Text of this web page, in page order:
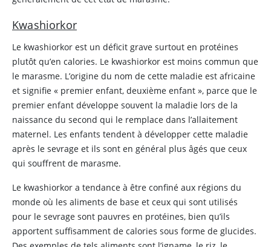
Kwashiorkor
Le kwashiorkor est un déficit grave surtout en protéines
plutôt qu’en calories. Le kwashiorkor est moins commun que
le marasme. L’origine du nom de cette maladie est africaine
et signifie « premier enfant, deuxième enfant », parce que le
premier enfant développe souvent la maladie lors de la
naissance du second qui le remplace dans l’allaitement
maternel. Les enfants tendent à développer cette maladie
après le sevrage et ils sont en général plus âgés que ceux
qui souffrent de marasme.
Le kwashiorkor a tendance à être confiné aux régions du
monde où les aliments de base et ceux qui sont utilisés
pour le sevrage sont pauvres en protéines, bien qu’ils
apportent suffisamment de calories sous forme de glucides.